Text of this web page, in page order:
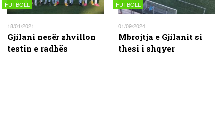
FUTBOLL
18/01/2021
Gjilani nesër zhvillon
testin e radhës
FUTBOLL
01/09/2024
Mbrojtja e Gjilanit si
thesi i shqyer